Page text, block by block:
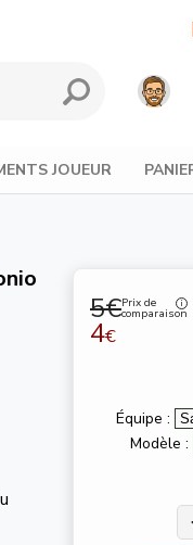
JOUEUR
5€Prix de
comparaison
4€
Équipe :
Modèle :